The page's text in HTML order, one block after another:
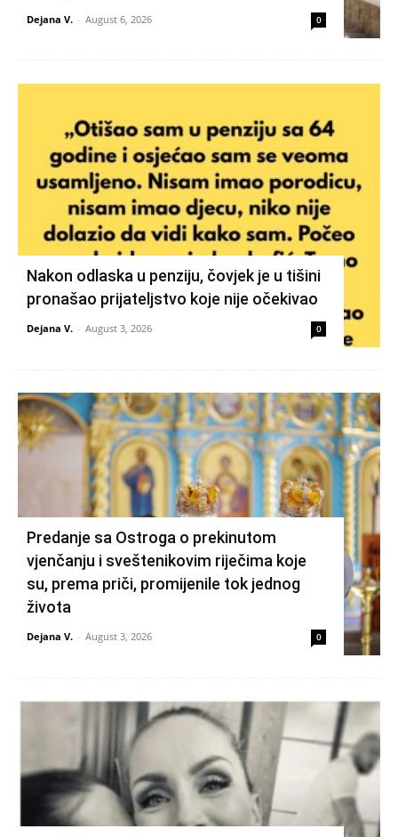
Dejana V. - August 6, 2026 0
Nakon odlaska u penziju, čovjek je u tišini
pronašao prijateljstvo koje nije očekivao
Dejana V. - August 3, 2026 0
Predanje sa Ostroga o prekinutom
vjenčanju i sveštenikovim riječima koje
su, prema priči, promijenile tok jednog
života
Dejana V. - August 3, 2026 0